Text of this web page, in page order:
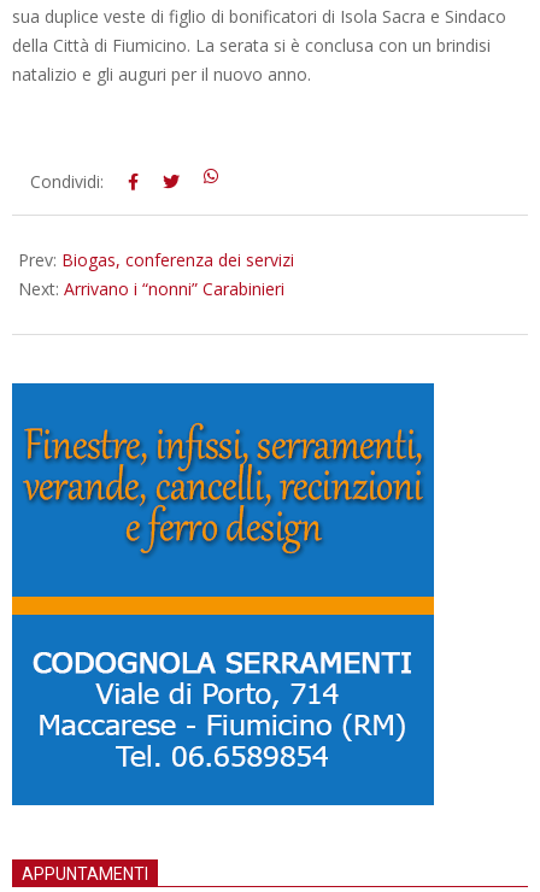
sua duplice veste di figlio di bonificatori di Isola Sacra e Sindaco
della Città di Fiumicino. La serata si è conclusa con un brindisi
natalizio e gli auguri per il nuovo anno.
2012-
Condividi:
Prev: Biogas, conferenza dei servizi
Next: Arrivano i “nonni” Carabinieri
APPUNTAMENTI